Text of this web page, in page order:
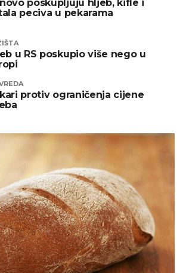
poskupljuju hljeb, kifle i
peciva u pekarama
u RS poskupio više nego u
protiv ograničenja cijene